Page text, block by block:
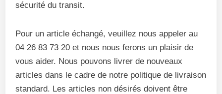
sécurité du transit.
Pour un article échangé, veuillez nous appeler au
04 26 83 73 20 et nous nous ferons un plaisir de
vous aider. Nous pouvons livrer de nouveaux
articles dans le cadre de notre politique de livraison
standard. Les articles non désirés doivent être